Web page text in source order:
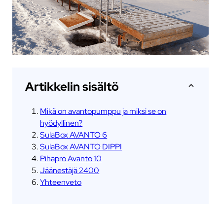
Artikkelin sisältö
Mikä on avantopumppu ja miksi se on
hyödyllinen?
SulaBox AVANTO 6
SulaBox AVANTO DIPPI
Pihapro Avanto 10
Jäänestäjä 2400
Yhteenveto